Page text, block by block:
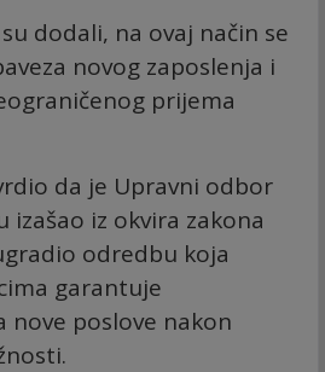
dodali, na ovaj način se
novog zaposlenja i
prijema
da je Upravni odbor
izašao iz okvira zakona
odredbu koja
garantuje
nove poslove nakon